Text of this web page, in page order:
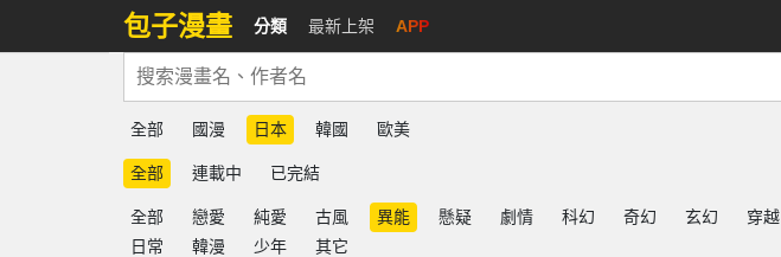
包子漫畫 分類 最新上架 APP
全部 國漫 日本 韓國 歐美
全部 連載中 已完結
全部 戀愛 純愛 古風 異能 懸疑 劇情 科幻 奇幻 玄幻 穿越
日常
韓漫 少年 其它